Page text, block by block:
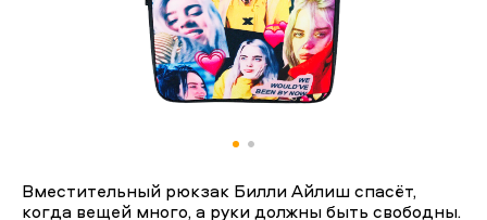
Вместительный рюкзак Билли Айлиш спасёт,
когда вещей много, а руки должны быть свободны.